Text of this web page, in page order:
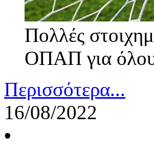
Πολλές
ΟΠΑΠ για
Περισσότερα...
16/08/2022
•